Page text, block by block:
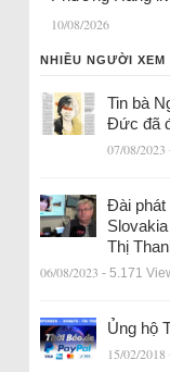
10/08/2026
NHIỀU NGƯỜI XEM
Tin bà
Đức đã
07/08/2023
Đài phát
Thị
06/08/2023 - 5.171
Ủng hộ
15/02/2018